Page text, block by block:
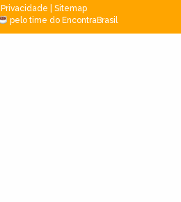
Privacidade
Sitemap
pelo time do EncontraBrasil